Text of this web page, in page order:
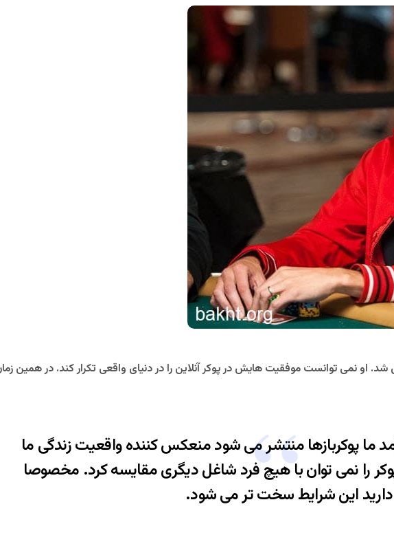
شد. او نمی توانست موفقیت هایش در پوکر آنلاین را در دنیای واقعی تکرار کند. در همین
ما پوکربازها منتشر می شود منعکس کننده واقعیت زندگی ما
را نمی توان با هیچ فرد شاغل دیگری مقایسه کرد. مخصوصا
این شرایط سخت تر می شود.